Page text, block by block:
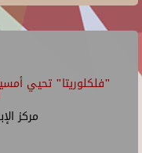
"فلكلوريتا" تحيي
مركز